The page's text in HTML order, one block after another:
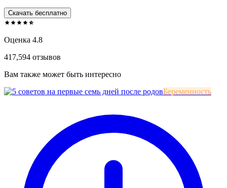
Скачать бесплатно
Оценка 4.8
417,594 отзывов
Вам также может быть интересно
Беременность